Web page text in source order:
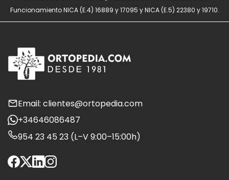
Funcionamiento NICA (E.4) 16889 y 17095 y NICA (E.5) 22380 y 19710.
Email: clientes@ortopedia.com
+34646086487
954 23 45 23 (L–V 9:00–15:00h)